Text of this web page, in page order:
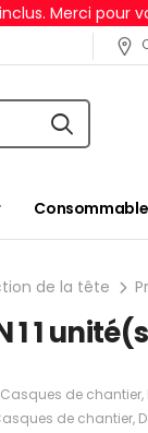
Merci pour
de la tête
1 1
Casques de chantier,
de chantier,